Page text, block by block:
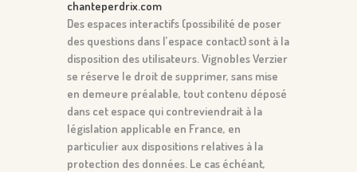
chanteperdrix.com
Des espaces interactifs (possibilité de poser
des questions dans l’espace contact) sont à la
disposition des utilisateurs. Vignobles Verzier
se réserve le droit de supprimer, sans mise
en demeure préalable, tout contenu déposé
dans cet espace qui contreviendrait à la
législation applicable en France, en
particulier aux dispositions relatives à la
protection des données. Le cas échéant,